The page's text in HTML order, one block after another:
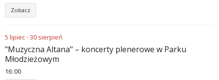
Zobacz
5 lipiec-30 sierpień
"Muzyczna Altana" – koncerty plenerowe w Parku
Młodzieżowym
16:00